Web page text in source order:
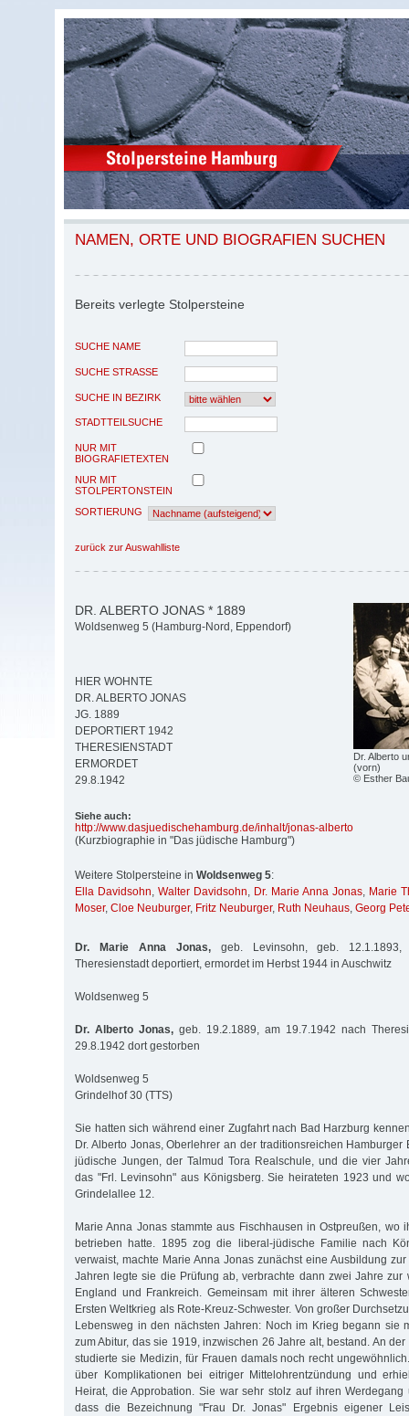
NAMEN, ORTE UND BIOGRAFIEN SUCHEN
Bereits verlegte Stolpersteine
SUCHE NAME
SUCHE STRASSE
SUCHE IN BEZIRK
STADTTEILSUCHE
NUR MIT
BIOGRAFIETEXTEN
NUR MIT
STOLPERTONSTEIN
SORTIERUNG
zurück zur Auswahlliste
Dr. Alberto
(vorn)
© Esther
DR. ALBERTO JONAS * 1889
Woldsenweg 5 (Hamburg-Nord, Eppendorf)
HIER WOHNTE
DR. ALBERTO JONAS
JG. 1889
DEPORTIERT 1942
THERESIENSTADT
ERMORDET
29.8.1942
Siehe auch:
http://www.dasjuedischehamburg.de/inhalt/jonas-alberto
(Kurzbiographie in "Das jüdische Hamburg")
Weitere Stolpersteine in Woldsenweg 5:
Ella Davidsohn, Walter Davidsohn, Dr. Marie Anna Jonas, Marie
Moser, Cloe Neuburger, Fritz Neuburger, Ruth Neuhaus, Georg
Dr. Marie Anna Jonas,geb. Levinsohn, geb. 12.1.1893,
Theresienstadt deportiert, ermordet im Herbst 1944 in Auschwitz
Woldsenweg 5
Dr. Alberto Jonas, geb. 19.2.1889, am 19.7.1942 nach
29.8.1942 dort gestorben
Woldsenweg 5
Grindelhof 30 (TTS)
Sie hatten sich während einer Zugfahrt nach Bad Harzburg
Dr. Alberto Jonas, Oberlehrer an der traditionsreichen Hamburger
jüdische Jungen, der Talmud Tora Realschule, und die vier
das "Frl. Levinsohn" aus Königsberg. Sie heirateten 1923 und
Grindelallee 12.
Marie Anna Jonas stammte aus Fischhausen in Ostpreußen, wo
betrieben hatte. 1895 zog die liberal-jüdische Familie nach
verwaist, machte Marie Anna Jonas zunächst eine Ausbildung
Jahren legte sie die Prüfung ab, verbrachte dann zwei Jahre zur
England und Frankreich. Gemeinsam mit ihrer älteren
Ersten Weltkrieg als Rote-Kreuz-Schwester. Von großer
Lebensweg in den nächsten Jahren: Noch im Krieg begann sie
zum Abitur, das sie 1919, inzwischen 26 Jahre alt, bestand. An
studierte sie Medizin, für Frauen damals noch recht
über Komplikationen bei eitriger Mittelohrentzündung und
Heirat, die Approbation. Sie war sehr stolz auf ihren Werdegang
dass die Bezeichnung "Frau Dr. Jonas" Ergebnis eigener